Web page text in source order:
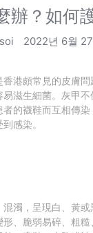
辦？如何
2022년 6월
港頗常見的皮膚
滋生細菌。灰甲
的襪鞋而互相傳染
感染。
濁，呈現白、黃
、脆弱易碎、粗